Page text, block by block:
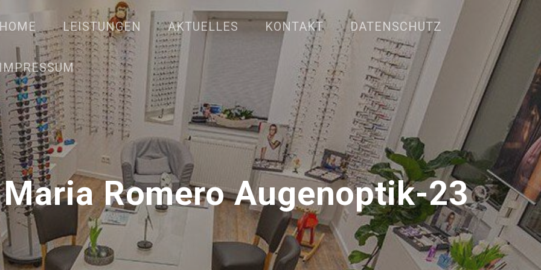
HOME LEISTUNGEN AKTUELLES KONTAKT DATENSCHUTZ
IMPRESSUM
Romero Augenoptik-23